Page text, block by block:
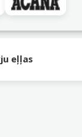
eļļas